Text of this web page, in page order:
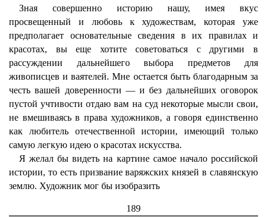
Зная совершенно историю нашу, имея вкус
просвещенный и любовь к художествам, которая уже
предполагает основательные сведения в их правилах и
красотах, вы еще хотите советоваться с другими в
рассуждении дальнейшего выбора предметов для
живописцев и ваятелей. Мне остается быть благодарным за
честь вашей доверенности — и без дальнейших оговорок
пустой учтивости отдаю вам на суд некоторые мысли свои,
не вмешиваясь в права художников, а говоря единственно
как любитель отечественной истории, имеющий только
самую легкую идею о красотах искусства.
Я желал бы видеть на картине самое начало российской
истории, то есть призвание варяжских князей в славянскую
землю. Художник мог бы изобразить
189